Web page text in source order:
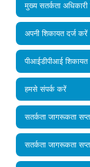
मुख्य सतर्कता अधिकारी
अपनी शिकायत दर्ज करें
पीआईडीपीआई शिकायत
हमसे संपर्क करें
सतर्कता जागरूकता
सतर्कता जागरूकता